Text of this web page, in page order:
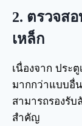
2. ตรวจส
เหล็ก
เนื่องจาก ประ
มากกว่าแบบอื่น
สามารถรองรั
สำคัญ